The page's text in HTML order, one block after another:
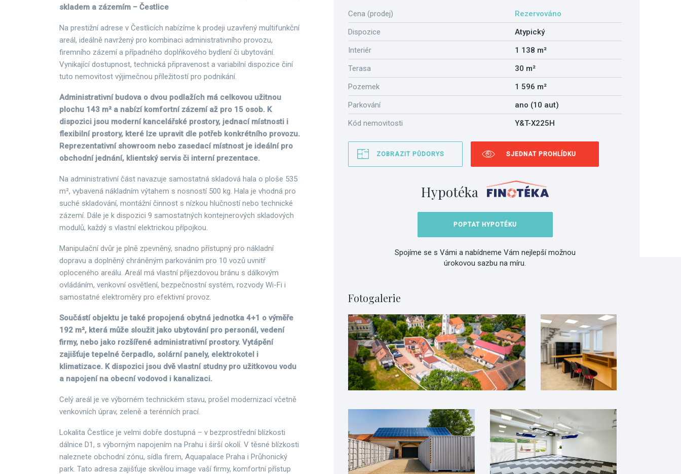
Cena (prodej)
Rezervováno
Dispozice
Atypický
Interiér
1 138 m²
Terasa
30 m²
Pozemek
1 596 m²
Parkování
ano (10 aut)
Kód nemovitosti
Y&T-X225H
ZOBRAZIT PŮDORYS SJEDNAT PROHLÍDKU
Hypotéka
POPTAT HYPOTÉKU
Spojíme se s Vámi a nabídneme Vám nejlepší možnou
úrokovou sazbu na míru.
Fotogalerie
skladem a zázemím – Čestlice
Na prestižní adrese v Čestlicích nabízíme k prodeji uzavřený multifunkční
areál, ideálně navržený pro kombinaci administrativního provozu,
firemního zázemí a případného doplňkového bydlení či ubytování.
Vynikající dostupnost, technická připravenost a variabilní dispozice činí
tuto nemovitost výjimečnou příležitostí pro podnikání.
Administrativní budova o dvou podlažích má celkovou užitnou
plochu 143 m² a nabízí komfortní zázemí až pro 15 osob. K
dispozici jsou moderní kancelářské prostory, jednací místnosti i
flexibilní prostory, které lze upravit dle potřeb konkrétního provozu.
Reprezentativní showroom nebo zasedací místnost je ideální pro
obchodní jednání, klientský servis či interní prezentace.
Na administrativní část navazuje samostatná skladová hala o ploše 535
m², vybavená nákladním výtahem s nosností 500 kg. Hala je vhodná pro
suché skladování, montážní činnost s nízkou hlučností nebo technické
zázemí. Dále je k dispozici 9 samostatných kontejnerových skladových
modulů, každý s vlastní elektrickou přípojkou.
Manipulační dvůr je plně zpevněný, snadno přístupný pro nákladní
dopravu a doplněný chráněným parkováním pro 10 vozů uvnitř
oploceného areálu. Areál má vlastní příjezdovou bránu s dálkovým
ovládáním, venkovní osvětlení, bezpečnostní systém, rozvody Wi-Fi i
samostatné elektroměry pro efektivní provoz.
Součástí objektu je také propojená obytná jednotka 4+1 o výměře
192 m², která může sloužit jako ubytování pro personál, vedení
firmy, nebo jako rozšířené administrativní prostory. Vytápění
zajišťuje tepelné čerpadlo, solární panely, elektrokotel i
klimatizace. K dispozici jsou dvě vlastní studny pro užitkovou vodu
a napojení na obecní vodovod i kanalizaci.
Celý areál je ve výborném technickém stavu, prošel modernizací včetně
venkovních úprav, zeleně a terénních prací.
Lokalita Čestlice je velmi dobře dostupná – v bezprostřední blízkosti
dálnice D1, s výborným napojením na Prahu i širší okolí. V těsné blízkosti
naleznete obchodní zónu, sídla firem, Aquapalace Praha i Průhonický
park. Tato adresa zajišťuje skvělou image vaší firmy, komfortní přístup